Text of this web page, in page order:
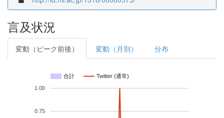
言及状況
変動（ピーク前後） 変動（月別） 分布
合計 Twitter (通常)
0.75
1.00